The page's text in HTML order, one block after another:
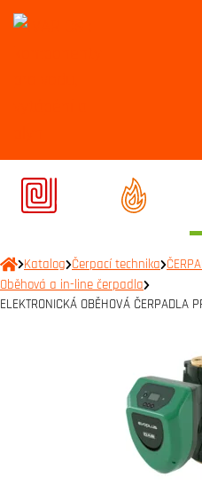
Katalog Čerpací technika
Oběhová a in-line čerpadla
ELEKTRONICKÁ OBĚHOVÁ ČERPADLA